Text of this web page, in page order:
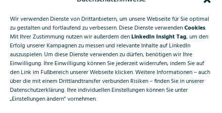
Wir verwenden Dienste von Drittanbietern, um unsere Webseite für Sie optimal
zu gestalten und fortlaufend zu verbessern. Diese Dienste verwendenCookies.
Mit Ihrer Zustimmung nutzen wir außerdem denLinkedIn Insight Tag, um den
Erfolg unserer Kampagnen zu messen und relevante Inhalte auf LinkedIn
auszuspielen. Um diese Dienste verwenden zu dürfen, benötigen wir Ihre
Einwilligung. Ihre Einwilligung können Sie jederzeit widerrufen, indem Sie auf
den Link im Fußbereich unserer Webseite klicken. Weitere Informationen – auch
über die mit einem Drittlandtransfer verbunden Risiken – finden Sie in unserer
Datenschutzerklärung. Ihre individuellen Einstellungen können Sie unter
„Einstellungen ändern" vornehmen.
Was braucht es? Was braucht es nicht? Und inwiefern spielen
Funktionalität, Emotion und Identität für diese Form zukünftiger
Arbeitsorte eine Rolle?
Tobias Kremkau
Tobias Kremkau ist Berater und Entwickler beiCoWorkLand
Gemeinschaft für CoWorking-Spaces im ländlichen Raum.